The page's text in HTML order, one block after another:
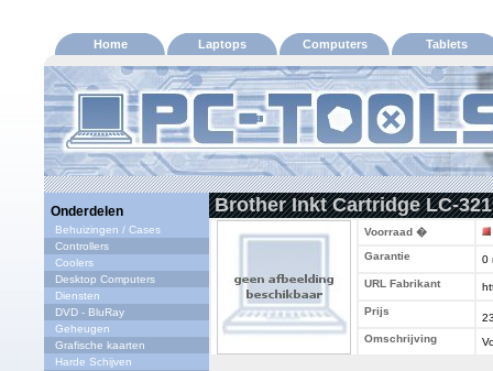
Home Laptops Computers Tablets
Onderdelen
Behuizingen / Cases
Controllers
Coolers
Desktop Computers
Diensten
DVD - BluRay
Geheugen
Grafische kaarten
Harde Schijven
Brother Inkt Cartridge LC-
Voorraad �
Garantie
0
URL Fabrikant
Prijs
Omschrijving